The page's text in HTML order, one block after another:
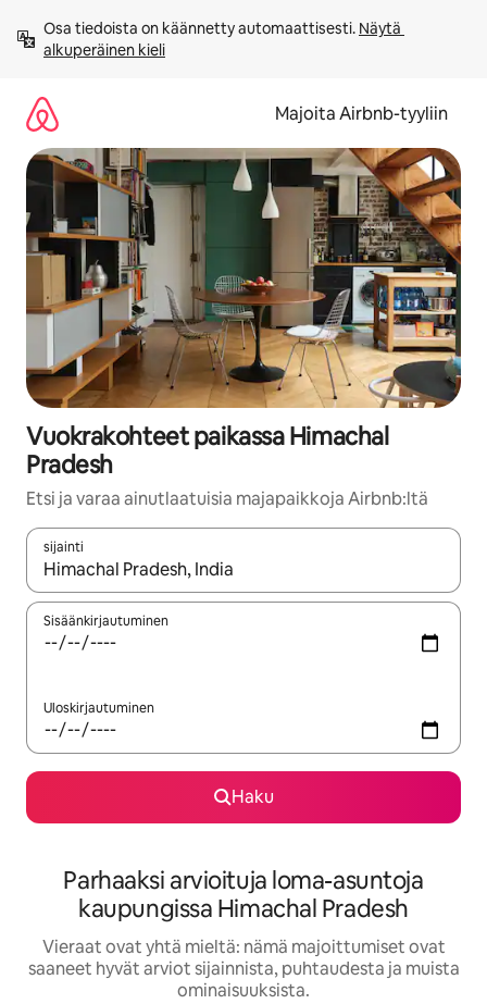
sisältö
väliin
Osa tiedoista on käännetty automaattisesti. Näytä
alkuperäinen kieli
Majoita Airbnb-tyyliin
Vuokrakohteet paikassa Himachal
Pradesh
Etsi ja varaa ainutlaatuisia majapaikkoja Airbnb:ltä
sijainti
Kun tulokset ovat saatavilla, navigoi ylös- ja alas-
Sisäänkirjautuminen
Uloskirjautuminen
Haku
Parhaaksi arvioituja loma-asuntoja
kaupungissa Himachal Pradesh
Vieraat ovat yhtä mieltä: nämä majoittumiset ovat
saaneet hyvät arviot sijainnista, puhtaudesta ja muista
ominaisuuksista.